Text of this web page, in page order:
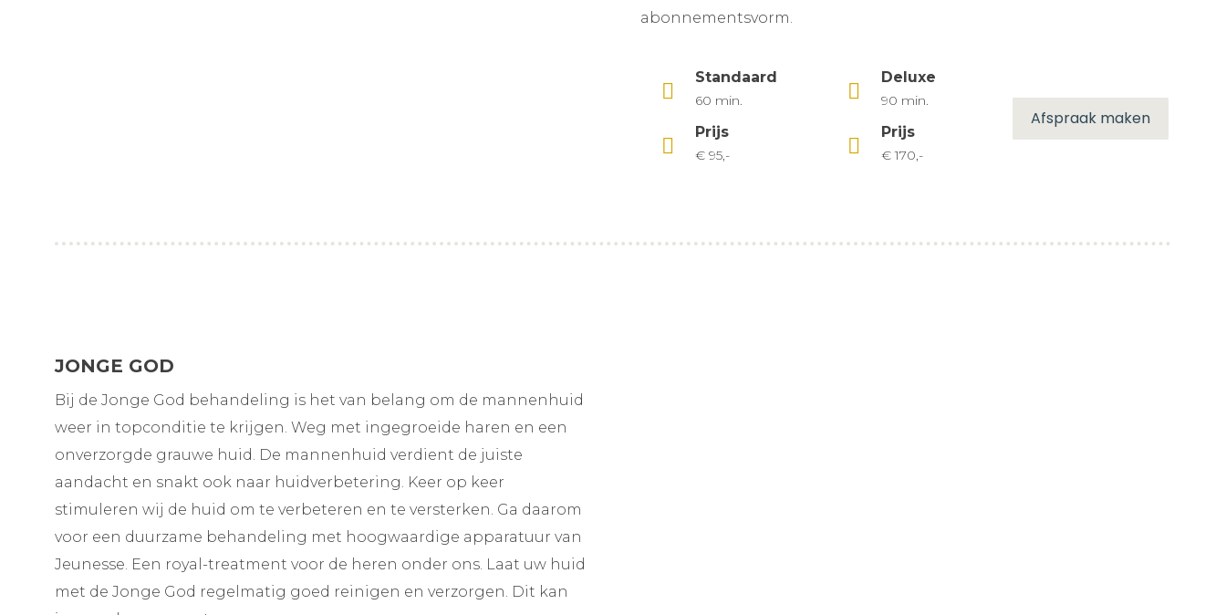
abonnementsvorm.
Standaard
60 min.
Prijs
€ 95,-
Deluxe
90 min.
Prijs
€ 170,-
Afspraak maken
JONGE GOD
Bij de Jonge God behandeling is het van belang om de mannenhuid
weer in topconditie te krijgen. Weg met ingegroeide haren en een
onverzorgde grauwe huid. De mannenhuid verdient de juiste
aandacht en snakt ook naar huidverbetering. Keer op keer
stimuleren wij de huid om te verbeteren en te versterken. Ga daarom
voor een duurzame behandeling met hoogwaardige apparatuur van
Jeunesse. Een royal-treatment voor de heren onder ons. Laat uw huid
met de Jonge God regelmatig goed reinigen en verzorgen. Dit kan